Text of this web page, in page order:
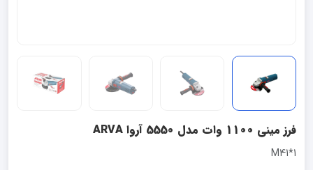
فرز مینی 1100 وات مدل 5550 آروا ARVA
1*M41